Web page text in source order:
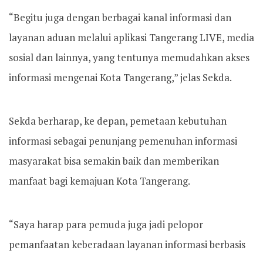
“Begitu juga dengan berbagai kanal informasi dan
layanan aduan melalui aplikasi Tangerang LIVE, media
sosial dan lainnya, yang tentunya memudahkan akses
informasi mengenai Kota Tangerang,” jelas Sekda.
Sekda berharap, ke depan, pemetaan kebutuhan
informasi sebagai penunjang pemenuhan informasi
masyarakat bisa semakin baik dan memberikan
manfaat bagi kemajuan Kota Tangerang.
“Saya harap para pemuda juga jadi pelopor
pemanfaatan keberadaan layanan informasi berbasis